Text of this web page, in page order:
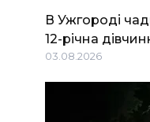
В Ужгороді
12-річна
03.08.2026